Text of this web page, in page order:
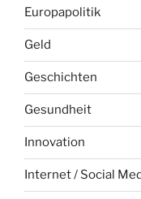
Europapolitik
Geld
Geschichten
Gesundheit
Innovation
Internet / Social